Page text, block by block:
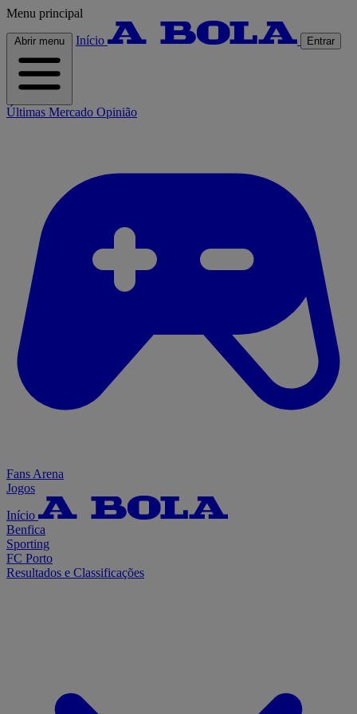
Menu principal
Abrir menu Início Entrar
Últimas Mercado Opinião
Fans Arena
Jogos
Início
Benfica
Sporting
FC Porto
Resultados e Classificações